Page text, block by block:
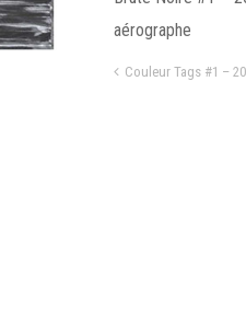
aérographe
Couleur Tags #1 –